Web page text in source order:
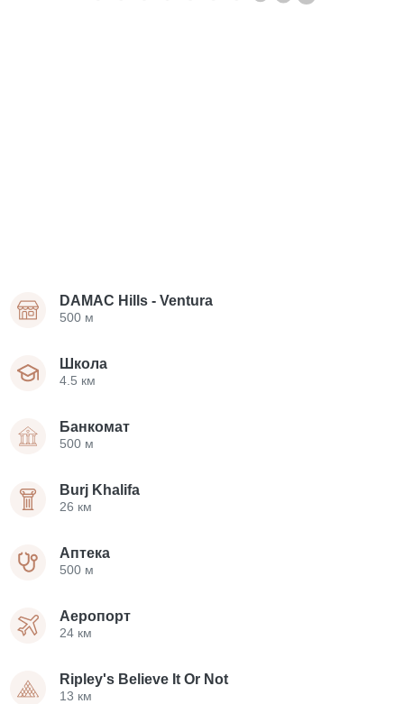
DAMAC Hills - Ventura
500 м
Школа
4.5 км
Банкомат
500 м
Burj Khalifa
26 км
Аптека
500 м
Аеропорт
24 км
Ripley's Believe It Or Not
13 км